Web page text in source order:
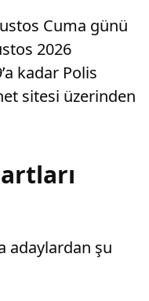
Cuma günü
2026
kadar Polis
sitesi üzerinden
adaylardan şu